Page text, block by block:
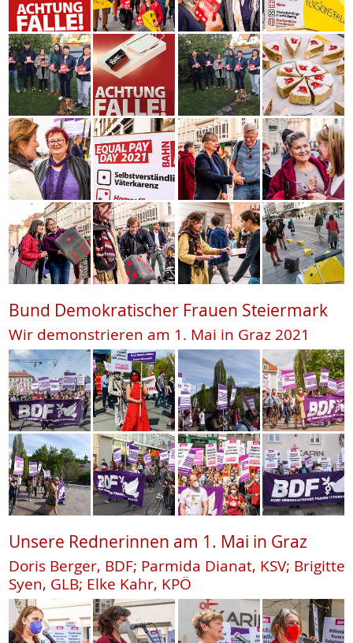
Bund Demokratischer Frauen Steiermark
Wir demonstrieren am 1. Mai in Graz 2021
Unsere Rednerinnen am 1. Mai in Graz
Doris Berger, BDF; Parmida Dianat, KSV; Brigitte
Syen, GLB; Elke Kahr, KPÖ